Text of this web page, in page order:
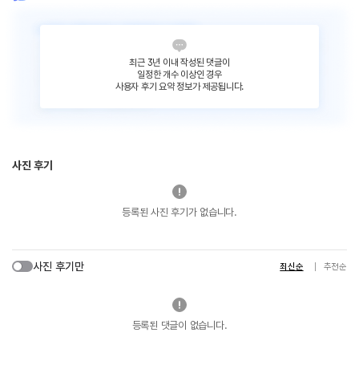
최근 3년 이내 작성된 댓글이
일정한 개수 이상인 경우
사용자 후기 요약 정보가 제공됩니다.
사진 후기
등록된 사진 후기가 없습니다.
사진 후기만 최신순 추천순
등록된 댓글이 없습니다.